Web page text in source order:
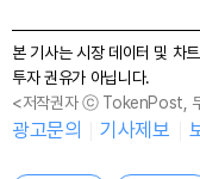
본 기사는 시장 데이터 및 차
투자 권유가 아닙니다.
<저작권자 ⓒ TokenPost,
광고문의 기사제보